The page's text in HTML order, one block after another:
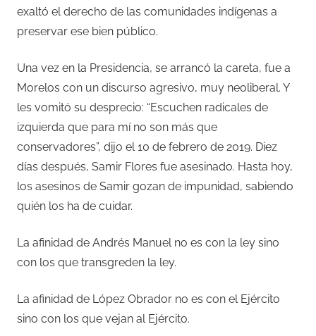
exaltó el derecho de las comunidades indígenas a
preservar ese bien público.
Una vez en la Presidencia, se arrancó la careta, fue a
Morelos con un discurso agresivo, muy neoliberal. Y
les vomitó su desprecio: “Escuchen radicales de
izquierda que para mí no son más que
conservadores”, dijo el 10 de febrero de 2019. Diez
días después, Samir Flores fue asesinado. Hasta hoy,
los asesinos de Samir gozan de impunidad, sabiendo
quién los ha de cuidar.
La afinidad de Andrés Manuel no es con la ley sino
con los que transgreden la ley.
La afinidad de López Obrador no es con el Ejército
sino con los que vejan al Ejército.